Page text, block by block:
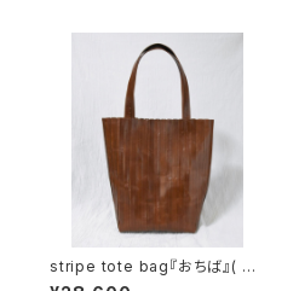
stripe tote bag『おちば』( br
own )